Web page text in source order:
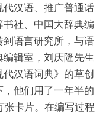
代汉语、推广普通话
社、中国大辞典编
语言研究所，与语
辑室，刘庆隆先生
汉语词典》的草创
他们用了一年半的
张卡片。在编写过程